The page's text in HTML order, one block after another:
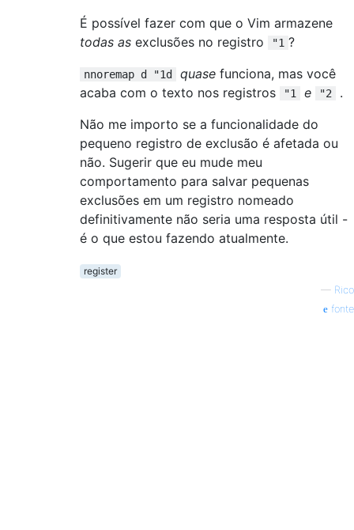
É possível fazer com que o Vim armazene
todas as exclusões no registro "1 ?
nnoremap d "1d quase funciona, mas você
acaba com o texto nos registros
"1 e "2
.
Não me importo se a funcionalidade do
pequeno registro de exclusão é afetada ou
não. Sugerir que eu mude meu
comportamento para salvar pequenas
exclusões em um registro nomeado
definitivamente não seria uma resposta útil -
é o que estou fazendo atualmente.
register
— Rico
fonte